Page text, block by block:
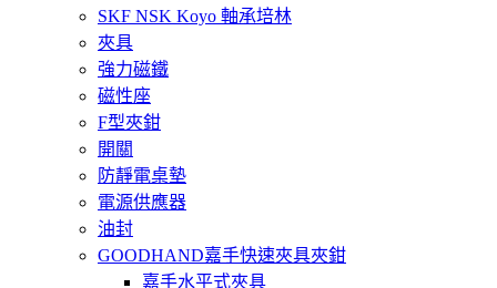
SKF NSK Koyo 軸承培林
夾具
強力磁鐵
磁性座
F型夾鉗
開關
防靜電桌墊
電源供應器
油封
GOODHAND嘉手快速夾具夾鉗
嘉手水平式夾具